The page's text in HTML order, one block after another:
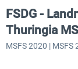
FSDG -
Thuringia
MSFS 2020 | MSFS